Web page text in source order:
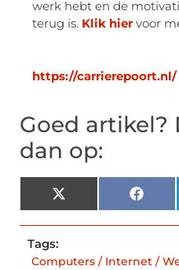
werk hebt en de
terug is. Klik hiervoor
https://carrierepoort.nl/
Goed artikel?
dan op:
X
(Twitter)
Tags:
Computers / Internet /